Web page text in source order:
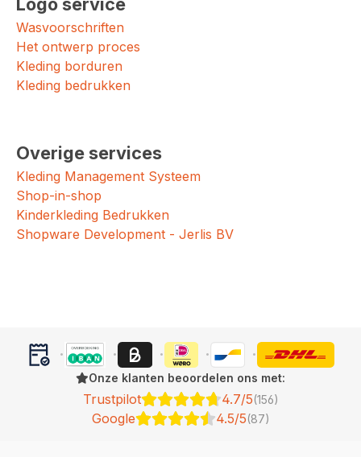
Logo service
Wasvoorschriften
Het ontwerp proces
Kleding borduren
Kleding bedrukken
Overige services
Kleding Management Systeem
Shop-in-shop
Kinderkleding Bedrukken
Shopware Development - Jerlis BV
Onze klanten beoordelen ons met:
Trustpilot 4.7/5(156)
Google 4.5/5(87)